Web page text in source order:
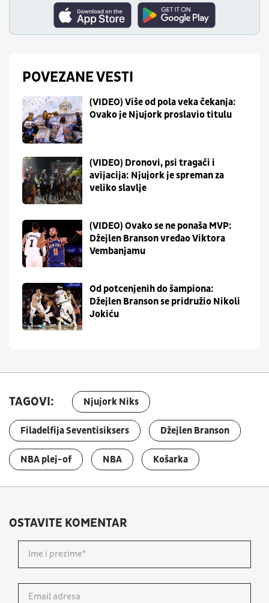
POVEZANE VESTI
(VIDEO) Više od pola veka čekanja:
Ovako je Njujork proslavio titulu
(VIDEO) Dronovi, psi tragači i
avijacija: Njujork je spreman za
veliko slavlje
(VIDEO) Ovako se ne ponaša MVP:
Džejlen Branson vređao Viktora
Vembanjamu
Od potcenjenih do šampiona:
Džejlen Branson se pridružio Nikoli
Jokiću
TAGOVI: Njujork Niks
Filadelfija Seventisiksers Džejlen Branson
NBA plej-of NBA Košarka
OSTAVITE KOMENTAR